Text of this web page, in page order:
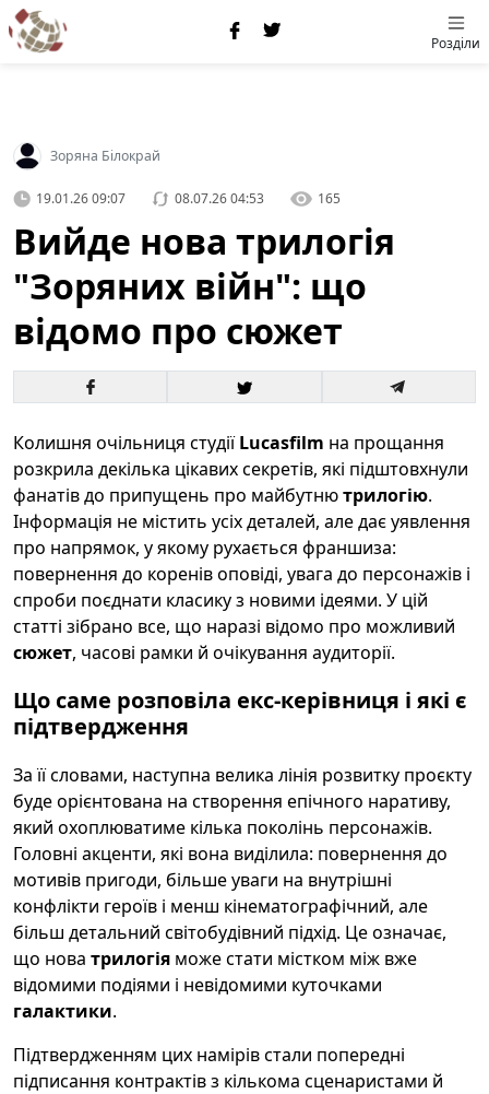
Розділи
Зоряна Білокрай
19.01.26 09:07 08.07.26 04:53 165
Вийде нова трилогія
"Зоряних війн": що
відомо про сюжет
Колишня очільниця студіїLucasfilm на прощання
розкрила декілька цікавих секретів, які підштовхнули
фанатів до припущень про майбутнютрилогію.
Інформація не містить усіх деталей, але дає уявлення
про напрямок, у якому рухається франшиза:
повернення до коренів оповіді, увага до персонажів і
спроби поєднати класику з новими ідеями. У цій
статті зібрано все, що наразі відомо про можливий
сюжет, часові рамки й очікування аудиторії.
Що саме розповіла екс-керівниця і які є
підтвердження
За її словами, наступна велика лінія розвитку проєкту
буде орієнтована на створення епічного наративу,
який охоплюватиме кілька поколінь персонажів.
Головні акценти, які вона виділила: повернення до
мотивів пригоди, більше уваги на внутрішні
конфлікти героїв і менш кінематографічний, але
більш детальний світобудівний підхід. Це означає,
що нова трилогія може стати містком між вже
відомими подіями і невідомими куточками
галактики.
Підтвердженням цих намірів стали попередні
підписання контрактів з кількома сценаристами й